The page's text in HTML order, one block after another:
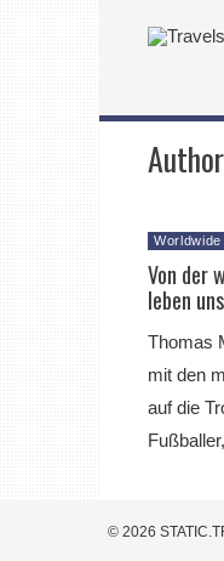
Worldwide
Von der
leben
Thomas
mit den
auf die
© 2026